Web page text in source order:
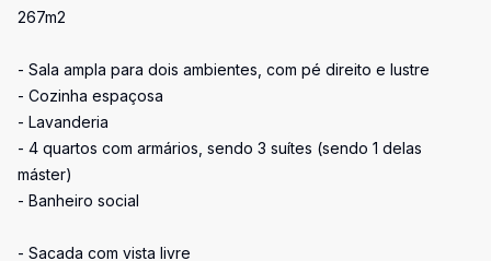
267m2
- Sala ampla para dois ambientes, com pé direito e lustre
- Cozinha espaçosa
- Lavanderia
- 4 quartos com armários, sendo 3 suítes (sendo 1 delas
máster)
- Banheiro social
- Sacada com vista livre